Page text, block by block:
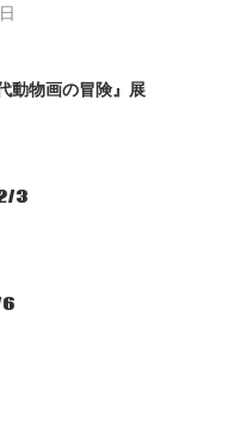
動物画の冒険』展
3